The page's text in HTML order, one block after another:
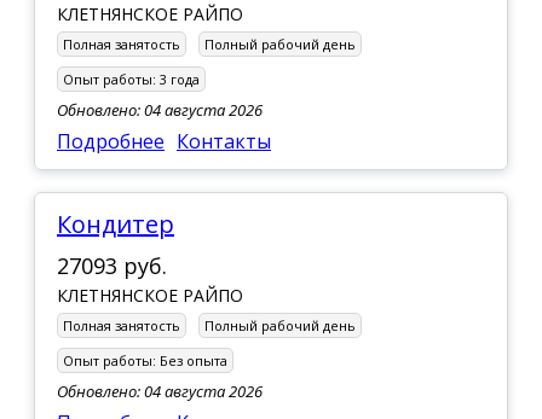
КЛЕТНЯНСКОЕ РАЙПО
Полная занятость
Полный рабочий день
Опыт работы: 3 года
Обновлено: 04 августа 2026
Подробнее Контакты
Кондитер
27093 руб.
КЛЕТНЯНСКОЕ РАЙПО
Полная занятость
Полный рабочий день
Опыт работы: Без опыта
Обновлено: 04 августа 2026